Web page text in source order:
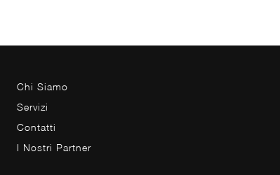
Chi Siamo
Servizi
Contatti
I Nostri Partner